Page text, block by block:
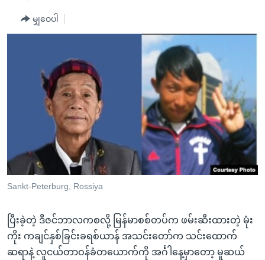
ကျော်
ကြည့်
ရှာဖွေ
ရန်
နေရာ
အစ္စရေး-ပါလက်စတိုင်း
အင်္ဂလိပ်စာလေ့လာမယ်
မကြေးမုံရဲ့ အင်္ဂလိပ်စာ
ရုပ်ရှင်ထဲက အင်္ဂလိပ်စာ
သုတပဒေသာ အင်္ဂလိပ်စာ
ရေဒီယို
ရေဒီယိုနှင့်ရုပ်သံ အချက်အလက်များ
ရေဒီယို/တီဗွီအစီအစဉ်
Learning English
ဗွီအိုအေ လူမှုကွန်ယက်များ
ဘာသာစကားများ
မျှဝေပါ
Sankt-Peterburg, Rossiya
ပြီးခဲ့တဲ့ ဒီဇင်ဘာလကစလို့ မြန်မာစစ်တပ်က ဖမ်းဆီးထားတဲ့ မုံး
ကိုး ကချင်နှစ်ခြင်းခရစ်ယာန် အသင်းတော်က သင်းထောက်
ဆရာနဲ့ လူငယ်တာဝန်ခံတယောက်ကို အင်္ဂါနေ့မှာတော့ မူဆယ်